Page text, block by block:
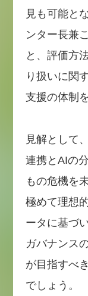
見も可能と
ンター長兼
と、評価方
り扱いに関
支援の体制
見解として
連携とAIの
もの危機を
極めて理想
ータに基づ
ガバナンス
が目指すべ
でしょう。